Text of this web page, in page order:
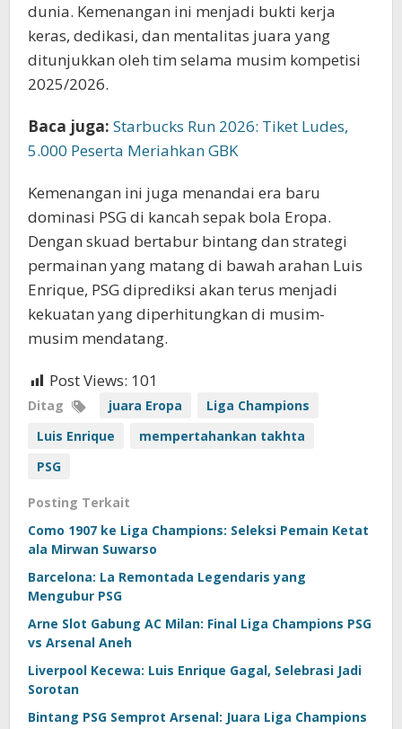
dunia. Kemenangan ini menjadi bukti kerja
keras, dedikasi, dan mentalitas juara yang
ditunjukkan oleh tim selama musim kompetisi
2025/2026.
Baca juga: Starbucks Run 2026: Tiket Ludes,
5.000 Peserta Meriahkan GBK
Kemenangan ini juga menandai era baru
dominasi PSG di kancah sepak bola Eropa.
Dengan skuad bertabur bintang dan strategi
permainan yang matang di bawah arahan Luis
Enrique, PSG diprediksi akan terus menjadi
kekuatan yang diperhitungkan di musim-
musim mendatang.
Post Views: 101
Ditag juara Eropa
Liga Champions
Luis Enrique
mempertahankan takhta
PSG
Posting Terkait
Como 1907 ke Liga Champions: Seleksi Pemain Ketat
ala Mirwan Suwarso
Barcelona: La Remontada Legendaris yang
Mengubur PSG
Arne Slot Gabung AC Milan: Final Liga Champions PSG
vs Arsenal Aneh
Liverpool Kecewa: Luis Enrique Gagal, Selebrasi Jadi
Sorotan
Bintang PSG Semprot Arsenal: Juara Liga Champions